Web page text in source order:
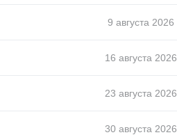
9 августа 2026
16 августа 2026
23 августа 2026
30 августа 2026